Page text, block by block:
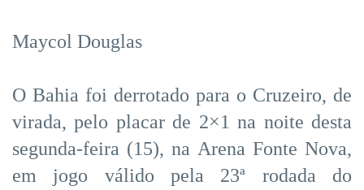
Maycol Douglas
O Bahia foi derrotado para o Cruzeiro, de
virada, pelo placar de 2×1 na noite desta
segunda-feira (15), na Arena Fonte Nova,
em jogo válido pela 23ª rodada do